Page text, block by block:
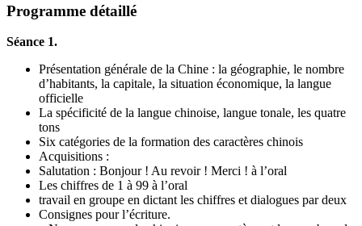
Programme détaillé
Séance 1.
Présentation générale de la Chine : la géographie, le nombre
d’habitants, la capitale, la situation économique, la langue
officielle
La spécificité de la langue chinoise, langue tonale, les quatre
tons
Six catégories de la formation des caractères chinois
Acquisitions :
Salutation : Bonjour ! Au revoir ! Merci ! à l’oral
Les chiffres de 1 à 99 à l’oral
travail en groupe en dictant les chiffres et dialogues par deux
Consignes pour l’écriture.